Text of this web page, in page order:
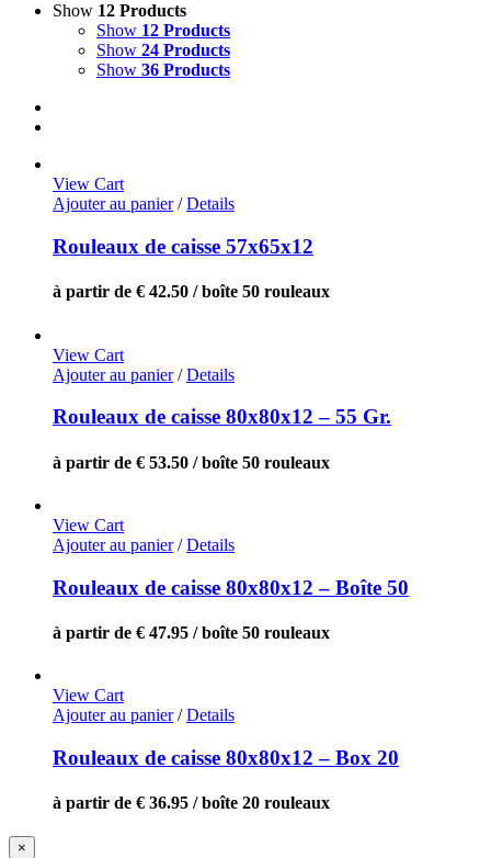
Show 12 Products
Show 12 Products
Show 24 Products
Show 36 Products
View Cart
Ajouter au panier/ Details
Rouleaux de caisse 57x65x12
à partir de € 42.50 / boîte 50 rouleaux
View Cart
Ajouter au panier/ Details
Rouleaux de caisse 80x80x12 – 55 Gr.
à partir de € 53.50 / boîte 50 rouleaux
View Cart
Ajouter au panier/ Details
Rouleaux de caisse 80x80x12 – Boîte 50
à partir de € 47.95 / boîte 50 rouleaux
View Cart
Ajouter au panier/ Details
Rouleaux de caisse 80x80x12 – Box 20
à partir de € 36.95 / boîte 20 rouleaux
Close
×